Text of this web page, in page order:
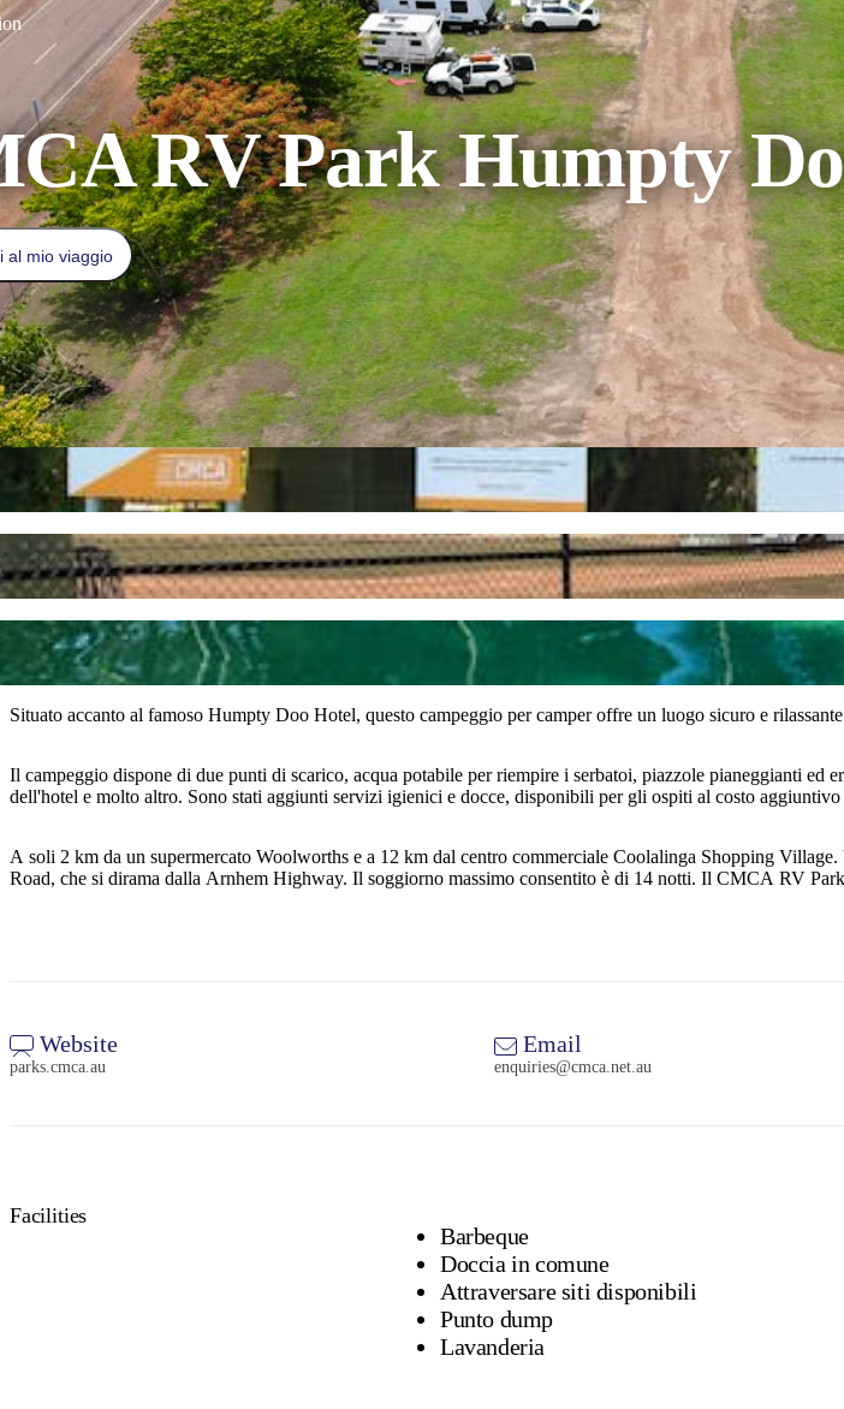
RV Park Humpty
al mio viaggio
Situato accanto al famoso Humpty Doo Hotel, questo campeggio per camper offre un luogo sicuro e
Il campeggio dispone di due punti di scarico, acqua potabile per riempire i serbatoi, piazzole pianeggianti
dell'hotel e molto altro. Sono stati aggiunti servizi igienici e docce, disponibili per gli ospiti al costo
A soli 2 km da un supermercato Woolworths e a 12 km dal centro commerciale Coolalinga Shopping
Road, che si dirama dalla Arnhem Highway. Il soggiorno massimo consentito è di 14 notti. Il CMCA RV
Website
parks.cmca.au
Email
enquiries@cmca.net.au
Facilities
Barbeque
Doccia in comune
Attraversare siti disponibili
Punto dump
Lavanderia